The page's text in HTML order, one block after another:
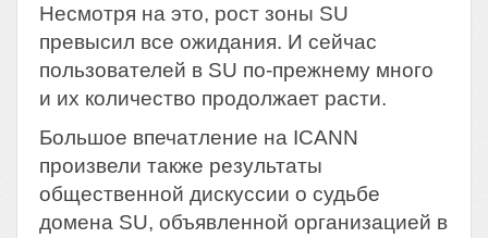
Несмотря на это, рост зоны SU
превысил все ожидания. И сейчас
пользователей в SU по-прежнему много
и их количество продолжает расти.
Большое впечатление на ICANN
произвели также результаты
общественной дискуссии о судьбе
домена SU, объявленной организацией в